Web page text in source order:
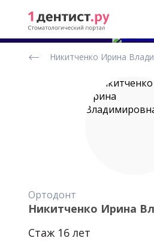
стоматологов
Никитченко Ирина
Ортодонт
Никитченко Ирина
Стаж 16 лет